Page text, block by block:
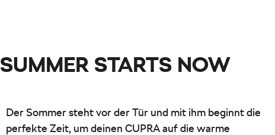
SUMMER STARTS NOW
Der Sommer steht vor der Tür und mit ihm beginnt die
perfekte Zeit, um deinen CUPRA auf die warme